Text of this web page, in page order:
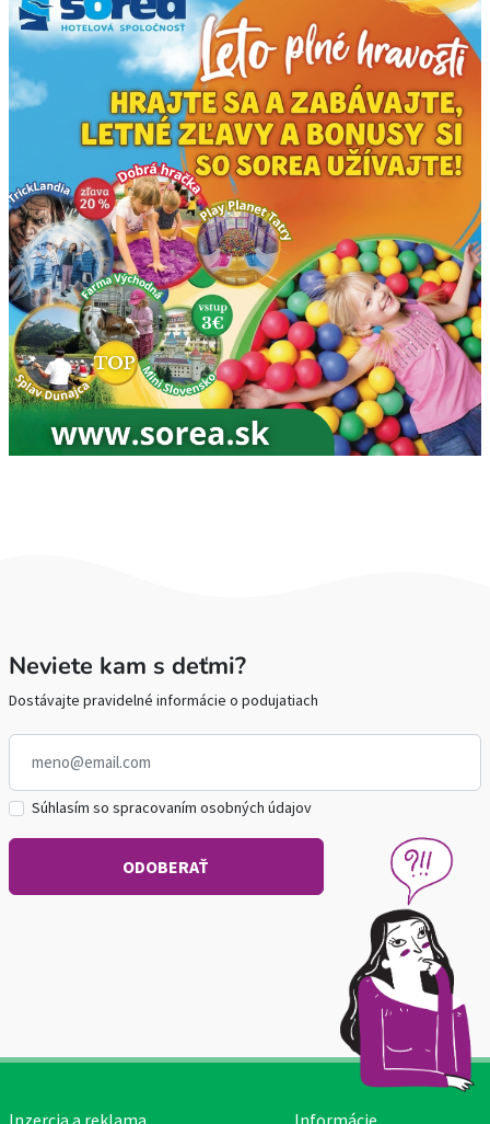
Neviete kam s deťmi?
Dostávajte pravidelné informácie o podujatiach
Súhlasím so spracovaním osobných údajov